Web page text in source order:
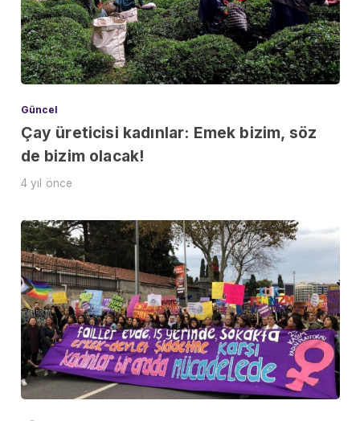
Güncel
Çay üreticisi kadınlar: Emek bizim, söz
de bizim olacak!
4 yıl önce